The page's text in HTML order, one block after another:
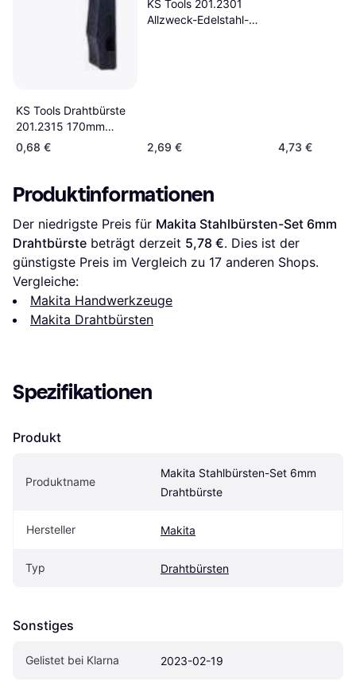
KS Tools Drahtbürste
201.2315 170mm
Drahtbürste
0,68 €
KS Tools 201.2301
Allzweck-Edelstahl-
2,69 € 4,73 €
Produktinformationen
Der niedrigste Preis für Makita Stahlbürsten-Set 6mm
Drahtbürste beträgt derzeit 5,78 €. Dies ist der
günstigste Preis im Vergleich zu 17 anderen Shops.
Vergleiche:
Makita Handwerkzeuge
Makita Drahtbürsten
Spezifikationen
Produkt
Produktname
Makita Stahlbürsten-Set 6mm
Drahtbürste
Hersteller Makita
Typ Drahtbürsten
Sonstiges
Gelistet bei Klarna 2023-02-19